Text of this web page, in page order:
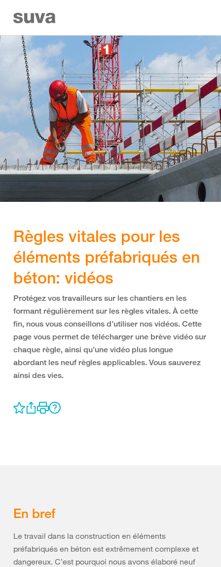
Règles vitales pour les
éléments préfabriqués en
béton: vidéos
Protégez vos travailleurs sur les chantiers en les
formant régulièrement sur les règles vitales. À cette
fin, nous vous conseillons d’utiliser nos vidéos. Cette
page vous permet de télécharger une brève vidéo sur
chaque règle, ainsi qu’une vidéo plus longue
abordant les neuf règles applicables. Vous sauverez
ainsi des vies.
En bref
Le travail dans la construction en éléments
préfabriqués en béton est extrêmement complexe et
dangereux. C’est pourquoi nous avons élaboré neuf